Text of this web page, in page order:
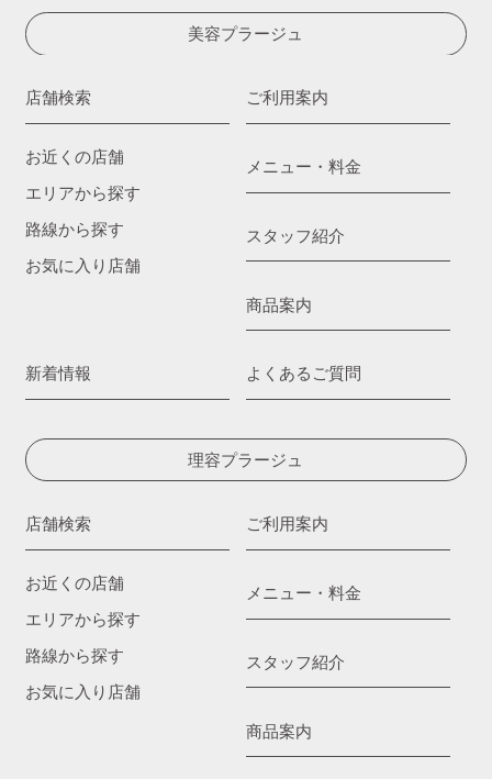
美容プラージュ
店舗検索
お近くの店舗
エリアから探す
路線から探す
お気に入り店舗
ご利用案内
メニュー・料金
スタッフ紹介
商品案内
新着情報 よくあるご質問
理容プラージュ
店舗検索
お近くの店舗
エリアから探す
路線から探す
お気に入り店舗
ご利用案内
メニュー・料金
スタッフ紹介
商品案内